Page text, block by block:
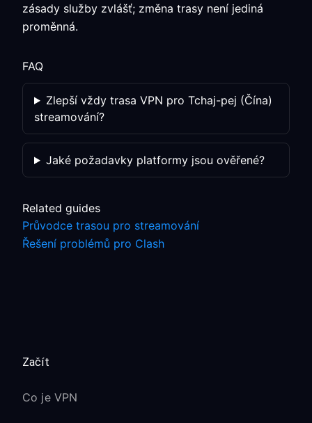
zásady služby zvlášť; změna trasy není jediná
proměnná.
FAQ
Zlepší vždy trasa VPN pro Tchaj-pej (Čína)
streamování?
Jaké požadavky platformy jsou ověřené?
Related guides
Průvodce trasou pro streamování
Řešení problémů pro Clash
Začít
Co je VPN